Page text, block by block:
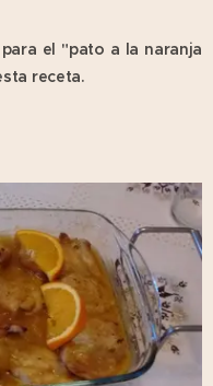
el "pato a la naranja
receta.